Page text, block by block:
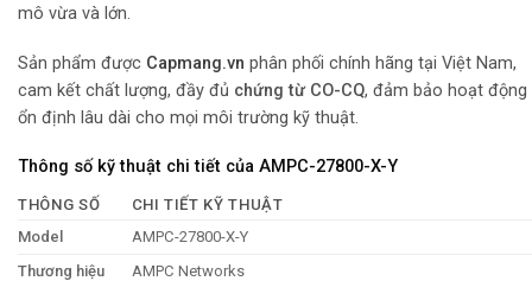
mô vừa và lớn.
Sản phẩm được Capmang.vn phân phối chính hãng tại Việt Nam,
cam kết chất lượng, đầy đủ chứng từ CO-CQ, đảm bảo hoạt động
ổn định lâu dài cho mọi môi trường kỹ thuật.
Thông số kỹ thuật chi tiết của AMPC-27800-X-Y
THÔNG SỐ
CHI TIẾT KỸ THUẬT
Model
AMPC-27800-X-Y
Thương hiệu
AMPC Networks